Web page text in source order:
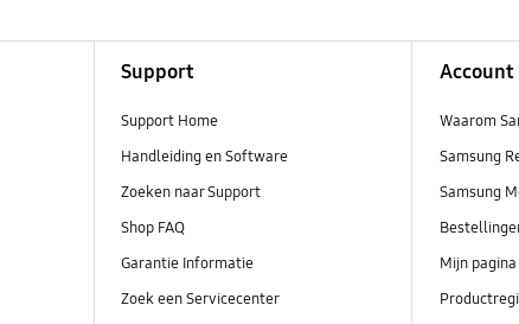
Support
Support Home
Handleiding en Software
Zoeken naar Support
Shop FAQ
Garantie Informatie
Zoek een Servicecenter
Account
Waarom
Samsung
Samsung
Mijn pagina